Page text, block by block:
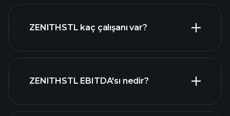
raporlar
hisseler
ZENITHSTL kaç çalışanı var?
en büyük işverenler
ZENITHSTL EBITDA'sı nedir?